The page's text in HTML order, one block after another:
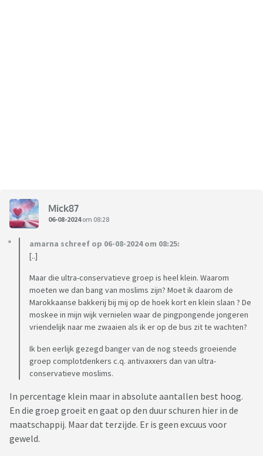
Mick87
06-08-2024om 08:28
amarna schreef op 06-08-2024 om 08:25:
[..]
Maar die ultra-conservatieve groep is heel klein. Waarom
moeten we dan bang van moslims zijn? Moet ik daarom de
Marokkaanse bakkerij bij mij op de hoek kort en klein slaan ? De
moskee in mijn wijk vernielen waar de pingpongende jongeren
vriendelijk naar me zwaaien als ik er op de bus zit te wachten?
Ik ben eerlijk gezegd banger van de nog steeds groeiende
groep complotdenkers c.q. antivaxxers dan van ultra-
conservatieve moslims.
In percentage klein maar in absolute aantallen best hoog.
En die groep groeit en gaat op den duur schuren hier in de
maatschappij. Maar dat terzijde. Er is geen excuus voor
geweld.